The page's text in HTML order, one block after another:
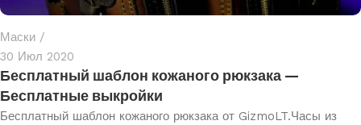
Маски
30 Июл 2020
Бесплатный шаблон кожаного рюкзака —
Бесплатные выкройки
Бесплатный шаблон кожаного рюкзака от GizmoLT.Часы из